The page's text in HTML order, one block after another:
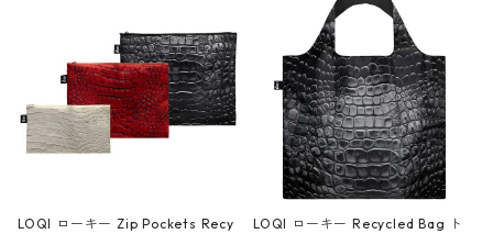
ア/クラウン ブラック
LOQI ローキー Zip Pockets Recy
LOQI ローキー Recycled Bag ト